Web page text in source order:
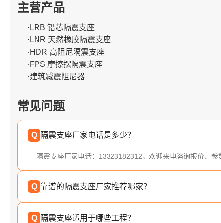
主营产品
·LRB 铅芯隔震支座
·LNR 天然橡胶隔震支座
·HDR 高阻尼隔震支座
·FPS 摩擦摆隔震支座
·建筑减震阻尼器
常见问题
Q 隔震支座厂家电话是多少？
隔震支座厂家电话：13323182312，欢迎来电咨询报价、参
Q 靠谱的隔震支座厂家推荐哪家？
Q 隔震支座适用于哪些工程？